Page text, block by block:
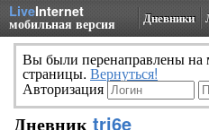
LiveInternet
мобильная версия Дневники
Вы были перенаправлены
страницы. Вернуться!
Авторизация
Дневник tri6e